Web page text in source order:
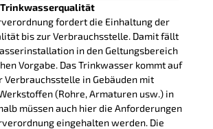
fordert die Einhaltung der
bis zur Verbrauchsstelle. Damit fällt
in den Geltungsbereich
Vorgabe. Das Trinkwasser kommt auf
Verbrauchsstelle in Gebäuden mit
(Rohre, Armaturen usw.) in
müssen auch hier die Anforderungen
eingehalten werden. Die